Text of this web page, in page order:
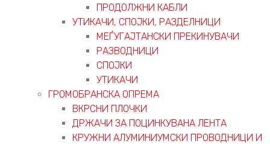
ПРОДОЛЖНИ КАБЛИ
УТИКАЧИ, СПОЈКИ, РАЗДЕЛНИЦИ
МЕЃУГАЈТАНСКИ ПРЕКИНУВАЧИ
РАЗВОДНИЦИ
СПОЈКИ
УТИКАЧИ
ГРОМОБРАНСКА ОПРЕМА
ВКРСНИ ПЛОЧКИ
ДРЖАЧИ ЗА ПОЦИНКУВАНА ЛЕНТА
КРУЖНИ АЛУМИНИУМСКИ ПРОВОДНИЦИ И